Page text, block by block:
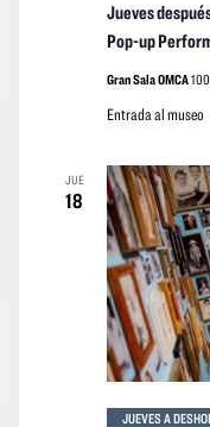
Jueves
Pop-up
Gran Sala OMCA
Entrada al museo
JUE
18
JUEVES A